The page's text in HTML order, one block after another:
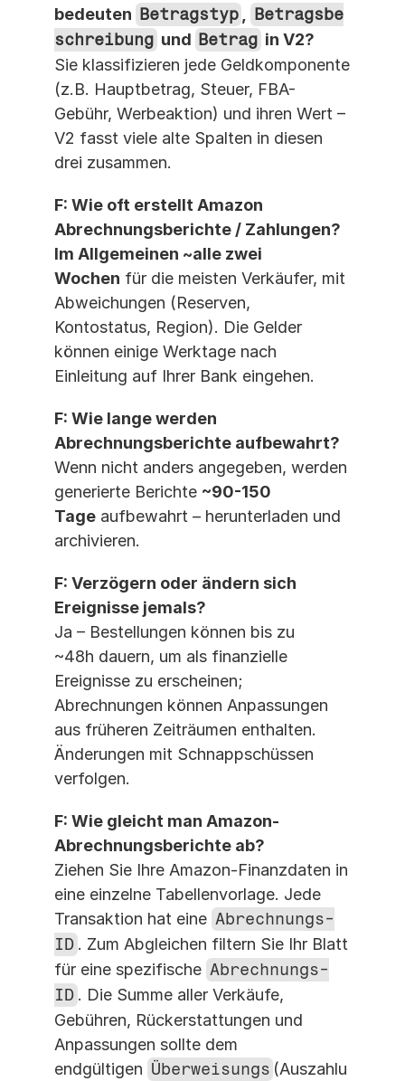
bedeuten Betragstyp
Betragsbe
schreibung und Betrag in V2?
Sie klassifizieren jede Geldkomponente
(z.B. Hauptbetrag, Steuer, FBA-
Gebühr, Werbeaktion) und ihren Wert –
V2 fasst viele alte Spalten in diesen
drei zusammen.
F: Wie oft erstellt Amazon
Abrechnungsberichte / Zahlungen?
Im Allgemeinen ~alle zwei
Wochen für die meisten Verkäufer, mit
Abweichungen (Reserven,
Kontostatus, Region). Die Gelder
können einige Werktage nach
Einleitung auf Ihrer Bank eingehen.
F: Wie lange werden
Abrechnungsberichte aufbewahrt?
Wenn nicht anders angegeben, werden
generierte Berichte ~90-150
Tage aufbewahrt – herunterladen und
archivieren.
F: Verzögern oder ändern sich
Ereignisse jemals?
Ja – Bestellungen können bis zu
~48h dauern, um als finanzielle
Ereignisse zu erscheinen;
Abrechnungen können Anpassungen
aus früheren Zeiträumen enthalten.
Änderungen mit Schnappschüssen
verfolgen.
F: Wie gleicht man Amazon-
Abrechnungsberichte ab?
Ziehen Sie Ihre Amazon-Finanzdaten in
eine einzelne Tabellenvorlage. Jede
Transaktion hat eine Abrechnungs-
ID . Zum Abgleichen filtern Sie Ihr Blatt
für eine spezifische Abrechnungs-
ID . Die Summe aller Verkäufe,
Gebühren, Rückerstattungen und
Anpassungen sollte dem
endgültigen Überweisungs (Auszahlu